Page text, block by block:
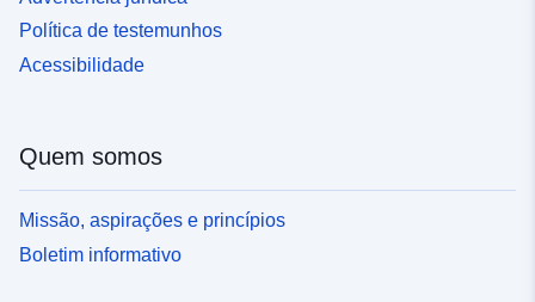
Política de testemunhos
Acessibilidade
Quem somos
Missão, aspirações e princípios
Boletim informativo